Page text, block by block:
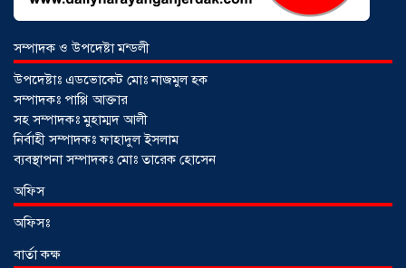
শর্টগান
০৩ আগস্ট ২০২৬
সম্পাদক ও উপদেষ্টা মন্ডলী
উপদেষ্টাঃ এডভোকেট মোঃ নাজমুল হক
সম্পাদকঃ পাপ্পি আক্তার
সহ সম্পাদকঃ মুহাম্মদ আলী
নির্বাহী সম্পাদকঃ ফাহাদুল ইসলাম
ব্যবস্থাপনা সম্পাদকঃ মোঃ তারেক হোসেন
অফিস
অফিসঃ
বার্তা কক্ষ